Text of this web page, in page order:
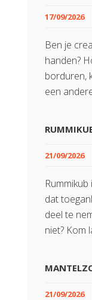
17/09/2026
Ben je
handen?
borduren,
een
21/09/2026
dat
deel te
niet? Kom
21/09/2026